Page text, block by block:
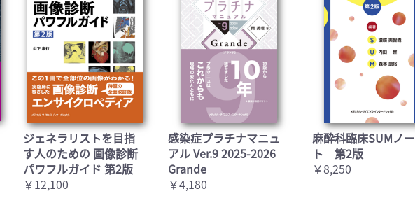
ジェネラリストを目指
す人のための 画像診断
パワフルガイド 第2版
￥12,100
感染症プラチナマニュ
アル Ver.9 2025-2026
Grande
￥4,180
麻酔科臨床SUMノー
ト 第2版
￥8,250